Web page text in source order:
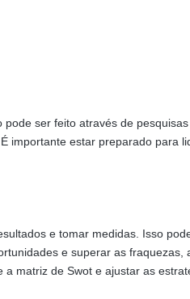
ser feito através de
importante estar preparado para
e tomar medidas. Isso
e superar as fraquezas,
a matriz de Swot e ajustar as